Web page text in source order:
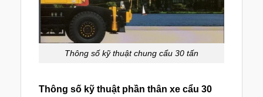
Thông số kỹ thuật chung cẩu 30 tấn
Thông số kỹ thuật phần thân xe cẩu 30